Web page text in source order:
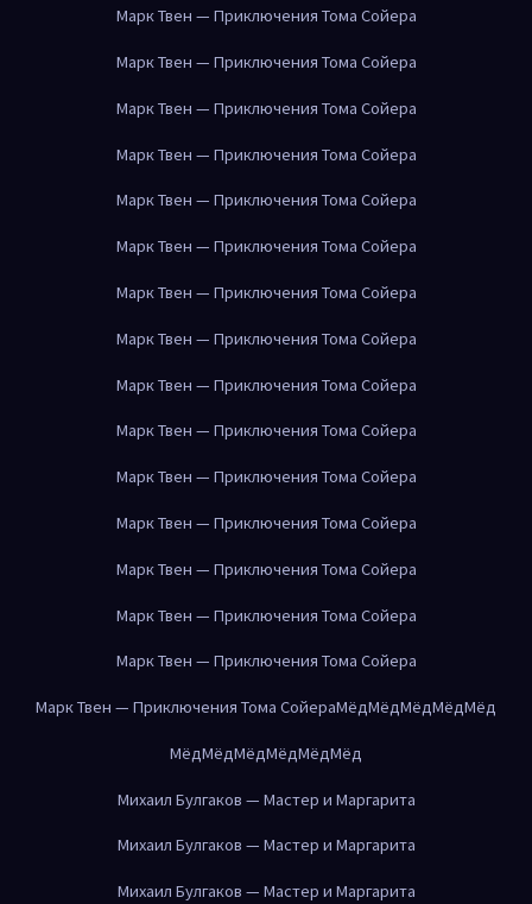
Марк Твен — Приключения Тома Сойера
Марк Твен — Приключения Тома Сойера
Марк Твен — Приключения Тома Сойера
Марк Твен — Приключения Тома Сойера
Марк Твен — Приключения Тома Сойера
Марк Твен — Приключения Тома Сойера
Марк Твен — Приключения Тома Сойера
Марк Твен — Приключения Тома Сойера
Марк Твен — Приключения Тома Сойера
Марк Твен — Приключения Тома Сойера
Марк Твен — Приключения Тома Сойера
Марк Твен — Приключения Тома Сойера
Марк Твен — Приключения Тома Сойера
Марк Твен — Приключения Тома Сойера
Марк Твен — Приключения Тома Сойера
Марк Твен — Приключения Тома СойераМёдМёдМёдМёдМёд
МёдМёдМёдМёдМёдМёд
Михаил Булгаков — Мастер и Маргарита
Михаил Булгаков — Мастер и Маргарита
Михаил Булгаков — Мастер и Маргарита